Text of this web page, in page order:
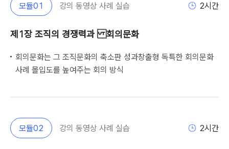
모듈01 강의 동영상 사례 실습 2시간
제1장 조직의 경쟁력과 회의문화
회의문화는 그 조직문화의 축소판 성과창출형 독특한 회의문화
사례 몰입도를 높여주는 회의 방식                                         
모듈02 강의 동영상 사례 실습 2시간